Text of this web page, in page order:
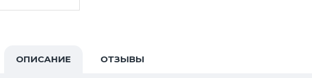
ОПИСАНИЕ ОТЗЫВЫ